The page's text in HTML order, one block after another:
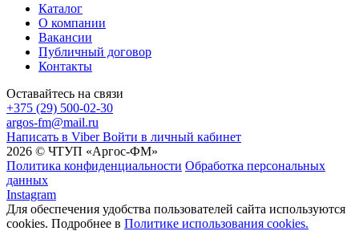
Каталог
О компании
Вакансии
Публичный договор
Контакты
Оставайтесь на связи
+375 (29) 500-02-30
argos-fm@mail.ru
Написать в Viber Войти в личный кабинет
2026 © ЧТУП «Аргос-ФМ»
Политика конфиденциальности Обработка персональных
данных
Instagram
Для обеспечения удобства пользователей сайта используются
cookies. Подробнее в Политике использования cookies.